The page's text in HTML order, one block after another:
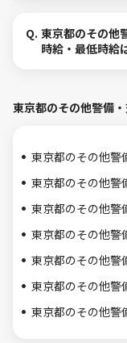
Q. 東京都のその他
時給・最低時給
東京都のその他警備
東京都のその他警
東京都のその他警
東京都のその他警
東京都のその他警
東京都のその他警
東京都のその他警
東京都のその他警